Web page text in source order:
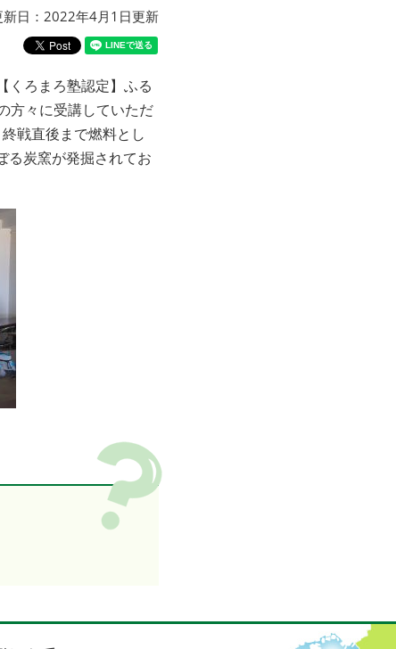
新日：2022年4月1日更新
くろまろ塾認定】ふる
方々に受講していただ
戦直後まで燃料とし
る炭窯が発掘されてお